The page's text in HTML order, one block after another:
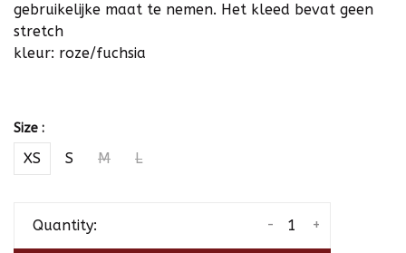
gebruikelijke maat te nemen. Het kleed bevat geen
stretch
kleur: roze/fuchsia
Size :
XS S M L
Quantity: +
-